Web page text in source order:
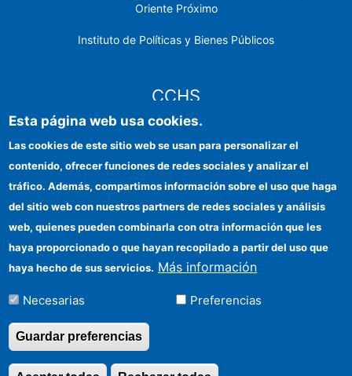
Oriente Próximo
Instituto de Políticas y Bienes Públicos
CCHS
Identidad institucional
Ayudas FEDER
Organismos financiadores
Contacto
Cómo llegar
Esta página web usa cookies.
Las cookies de este sitio web se usan para personalizar el
contenido, ofrecer funciones de redes sociales y analizar el
tráfico. Además, compartimos información sobre el uso que haga
del sitio web con nuestros partners de redes sociales y análisis
web, quienes pueden combinarla con otra información que les
haya proporcionado o que hayan recopilado a partir del uso que
haya hecho de sus servicios. Más información
Necesarias Preferencias
Guardar preferencias